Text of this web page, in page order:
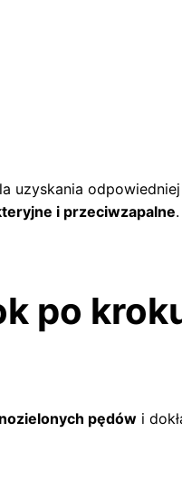
uzyskania
i przeciwzapalne
po
pędów i